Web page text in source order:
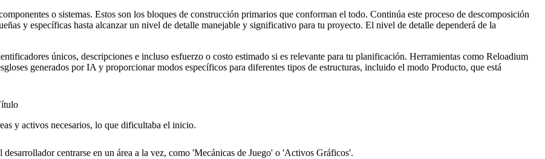
o sistemas. Estos son los bloques de construcción primarios que conforman el todo. Continúa este proceso de descomposición
y específicas hasta alcanzar un nivel de detalle manejable y significativo para tu proyecto. El nivel de detalle dependerá de la
únicos, descripciones e incluso esfuerzo o costo estimado si es relevante para tu planificación. Herramientas como Reloadium
generados por IA y proporcionar modos específicos para diferentes tipos de estructuras, incluido el modo Producto, que está
y activos necesarios, lo que dificultaba el inicio.
centrarse en un área a la vez, como 'Mecánicas de Juego' o 'Activos Gráficos'.